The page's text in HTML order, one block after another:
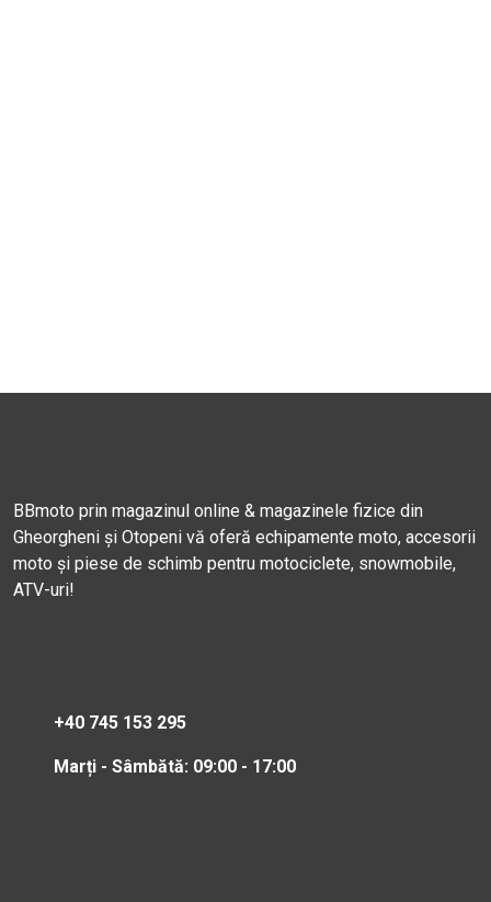
BBmoto prin magazinul online & magazinele fizice din
Gheorgheni și Otopeni vă oferă echipamente moto, accesorii
moto și piese de schimb pentru motociclete, snowmobile,
ATV-uri!
+40 745 153 295
Marți - Sâmbătă: 09:00 - 17:00